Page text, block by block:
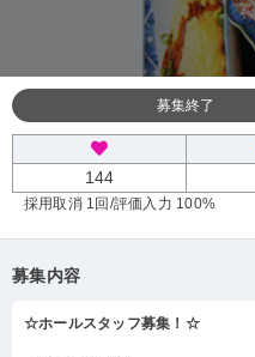
募集終了
144
採用取消 1回 /評価入力 100%
募集内容
☆ホールスタッフ募集！☆